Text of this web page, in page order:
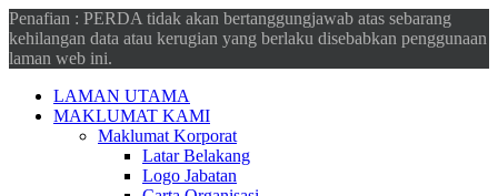
Penafian : PERDA tidak akan bertanggungjawab atas sebarang
kehilangan data atau kerugian yang berlaku disebabkan penggunaan
laman web ini.
LAMAN UTAMA
MAKLUMAT KAMI
Maklumat Korporat
Latar Belakang
Logo Jabatan